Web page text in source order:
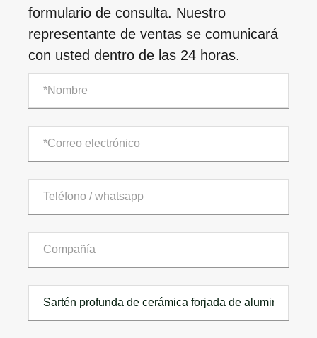
formulario de consulta. Nuestro
representante de ventas se comunicará
con usted dentro de las 24 horas.